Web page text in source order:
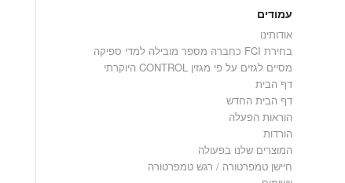
עמודים
אודותינו
בחירת FCI כחברה מספר מובילה למדי ספיקה
מסיים לגזים על פי מגזין CONTROL היוקרתי
דף הבית
דף הבית החדש
הוראות הפעלה
הורדות
המוצרים שלנו בפעולה
חיישן טמפרטורה / רגש טמפרטורה